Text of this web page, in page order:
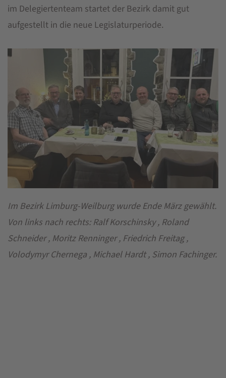
im Delegiertenteam startet der Bezirk damit gut
aufgestellt in die neue Legislaturperiode.
Im Bezirk Limburg-Weilburg wurde Ende März gewählt.
Von links nach rechts: Ralf Korschinsky , Roland
Schneider , Moritz Renninger , Friedrich Freitag ,
Volodymyr Chernega , Michael Hardt , Simon Fachinger.